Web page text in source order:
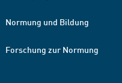
Normung und Bildung
Forschung zur Normung